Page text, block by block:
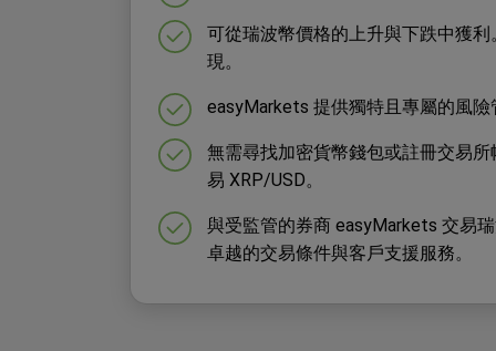
可從瑞波幣價格的上升與下跌中獲
現。
easyMarkets 提供獨特且專屬的風險
無需尋找加密貨幣錢包或註冊交易
易 XRP/USD。
與受監管的券商 easyMarkets 交易
卓越的交易條件與客戶支援服務。